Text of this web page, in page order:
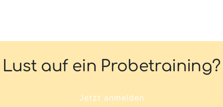
Lust auf ein Probetraining?
Jetzt anmelden